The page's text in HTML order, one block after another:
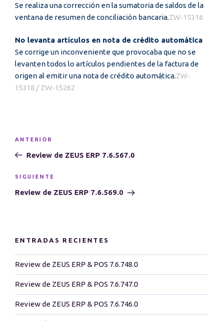
Se realiza una corrección en la sumatoria de saldos de la
ventana de resumen de conciliación bancaria.ZW-15316
No levanta artículos en nota de crédito automática
Se corrige un inconveniente que provocaba que no se
levanten todos lo artículos pendientes de la factura de
origen al emitir una nota de crédito automática.ZW-
15318 / ZW-15262
entradas
Entrada
anterior:
ANTERIOR
Review de ZEUS ERP 7.6.567.0
Siguiente
entrada
SIGUIENTE
Review de ZEUS ERP 7.6.569.0
ENTRADAS RECIENTES
Review de ZEUS ERP & POS 7.6.748.0
Review de ZEUS ERP & POS 7.6.747.0
Review de ZEUS ERP & POS 7.6.746.0